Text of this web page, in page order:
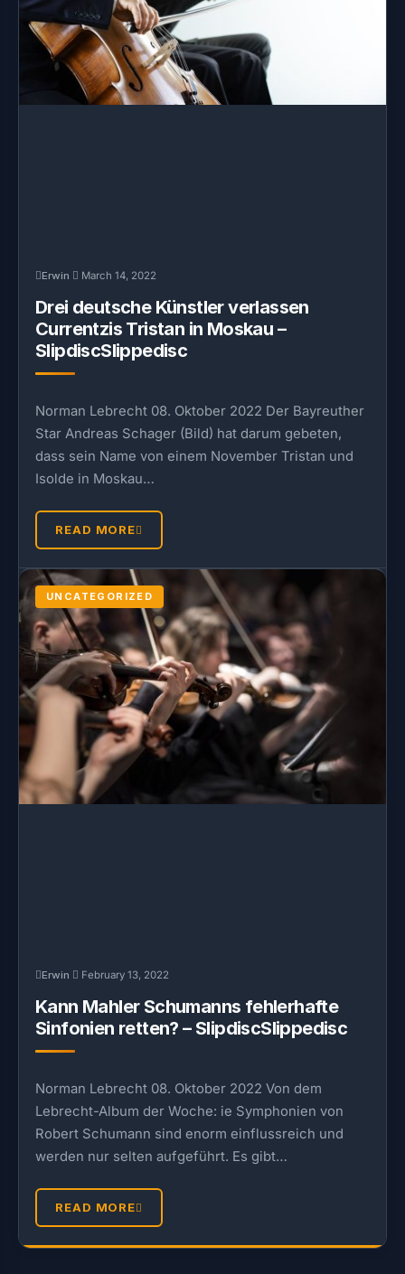
Erwin March 14, 2022
Drei deutsche Künstler verlassen
Currentzis Tristan in Moskau –
SlipdiscSlippedisc
Norman Lebrecht 08. Oktober 2022 Der Bayreuther
Star Andreas Schager (Bild) hat darum gebeten,
dass sein Name von einem November Tristan und
Isolde in Moskau…
READ MORE
UNCATEGORIZED
Erwin February 13, 2022
Kann Mahler Schumanns fehlerhafte
Sinfonien retten? – SlipdiscSlippedisc
Norman Lebrecht 08. Oktober 2022 Von dem
Lebrecht-Album der Woche: ie Symphonien von
Robert Schumann sind enorm einflussreich und
werden nur selten aufgeführt. Es gibt…
READ MORE